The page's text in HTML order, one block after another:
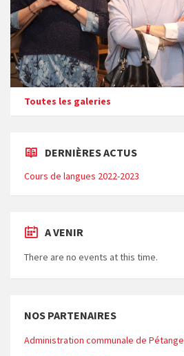
Toutes les galeries
DERNIÈRES ACTUS
Cours de langues 2022-2023
A VENIR
There are no events at this time.
NOS PARTENAIRES
Administration communale de Pétange